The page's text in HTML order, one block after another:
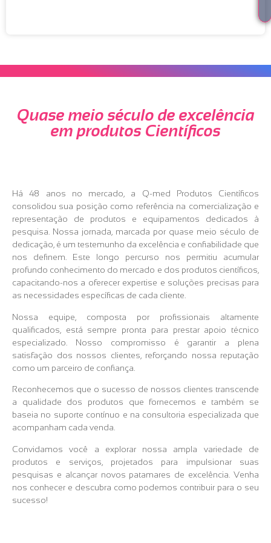
Quase meio século de excelência
em produtos Científicos
Há 48 anos no mercado, a Q-med Produtos Científicos
consolidou sua posição como referência na comercialização e
representação de produtos e equipamentos dedicados à
pesquisa. Nossa jornada, marcada por quase meio século de
dedicação, é um testemunho da excelência e confiabilidade que
nos definem. Este longo percurso nos permitiu acumular
profundo conhecimento do mercado e dos produtos científicos,
capacitando-nos a oferecer expertise e soluções precisas para
as necessidades específicas de cada cliente.
Nossa equipe, composta por profissionais altamente
qualificados, está sempre pronta para prestar apoio técnico
especializado. Nosso compromisso é garantir a plena
satisfação dos nossos clientes, reforçando nossa reputação
como um parceiro de confiança.
Reconhecemos que o sucesso de nossos clientes transcende
a qualidade dos produtos que fornecemos e também se
baseia no suporte contínuo e na consultoria especializada que
acompanham cada venda.
Convidamos você a explorar nossa ampla variedade de
produtos e serviços, projetados para impulsionar suas
pesquisas e alcançar novos patamares de excelência. Venha
nos conhecer e descubra como podemos contribuir para o seu
sucesso!